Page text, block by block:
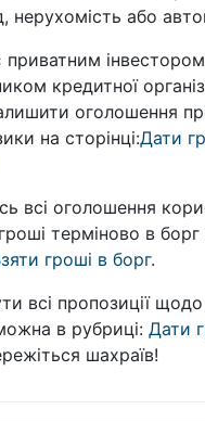
нерухомість або
кредитної
оголошення
на сторінці:Дати
всі оголошення
гроші терміново в
гроші в борг.
всі пропозиції
в рубриці: Дати
шахраїв!